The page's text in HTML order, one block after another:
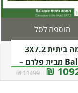
חממה ביתית 3X7.2
Balance מבית פלרם –
Canopia
11499 ₪
הוספה לסל